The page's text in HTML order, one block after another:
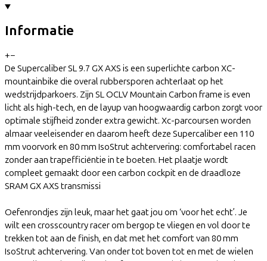
Informatie
+−
De Supercaliber SL 9.7 GX AXS is een superlichte carbon XC-
mountainbike die overal rubbersporen achterlaat op het
wedstrijdparkoers. Zijn SL OCLV Mountain Carbon frame is even
licht als high-tech, en de layup van hoogwaardig carbon zorgt voor
optimale stijfheid zonder extra gewicht. Xc-parcoursen worden
almaar veeleisender en daarom heeft deze Supercaliber een 110
mm voorvork en 80 mm IsoStrut achtervering: comfortabel racen
zonder aan trapefficiëntie in te boeten. Het plaatje wordt
compleet gemaakt door een carbon cockpit en de draadloze
SRAM GX AXS transmissi
Oefenrondjes zijn leuk, maar het gaat jou om ‘voor het echt’. Je
wilt een crosscountry racer om bergop te vliegen en vol door te
trekken tot aan de finish, en dat met het comfort van 80 mm
IsoStrut achtervering. Van onder tot boven tot en met de wielen